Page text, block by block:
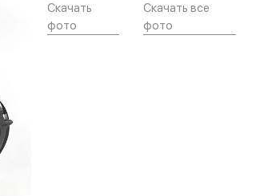
Скачать
фото
Скачать все
фото